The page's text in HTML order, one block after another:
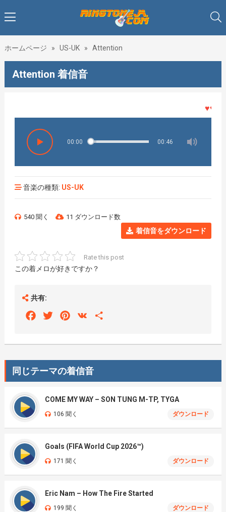
ホームページ » US-UK » Attention
Attention 着信音
♥♥♥着
00:00 00:46
音楽の種類: US-UK
540 聞く 11 ダウンロード数
着信音をダウンロード
Rate this post
この着メロが好きですか？
共有:
FacebookTwitterPinterest
VK
同じテーマの着信音
COME MY WAY – SON TUNG M-TP, TYGA
106 聞く ダウンロード
Goals (FIFA World Cup 2026™)
171 聞く ダウンロード
Eric Nam – How The Fire Started
199 聞く ダウンロード